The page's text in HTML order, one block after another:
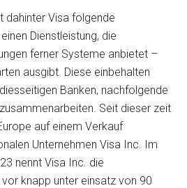
dahinter Visa folgende
Dienstleistung, die
ferner Systeme anbietet –
ausgibt. Diese einbehalten
Banken, nachfolgende
Seit dieser zeit
auf einem Verkauf
Unternehmen Visa Inc. Im
nennt Visa Inc. die
knapp unter einsatz von 90